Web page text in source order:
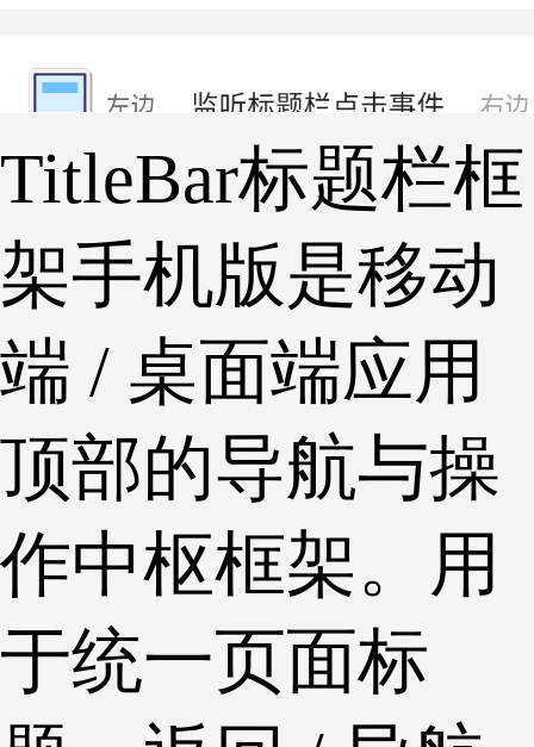
TitleBar标题栏框
架手机版是移动
端 / 桌面端应用
顶部的导航与操
作中枢框架。用
于统一页面标